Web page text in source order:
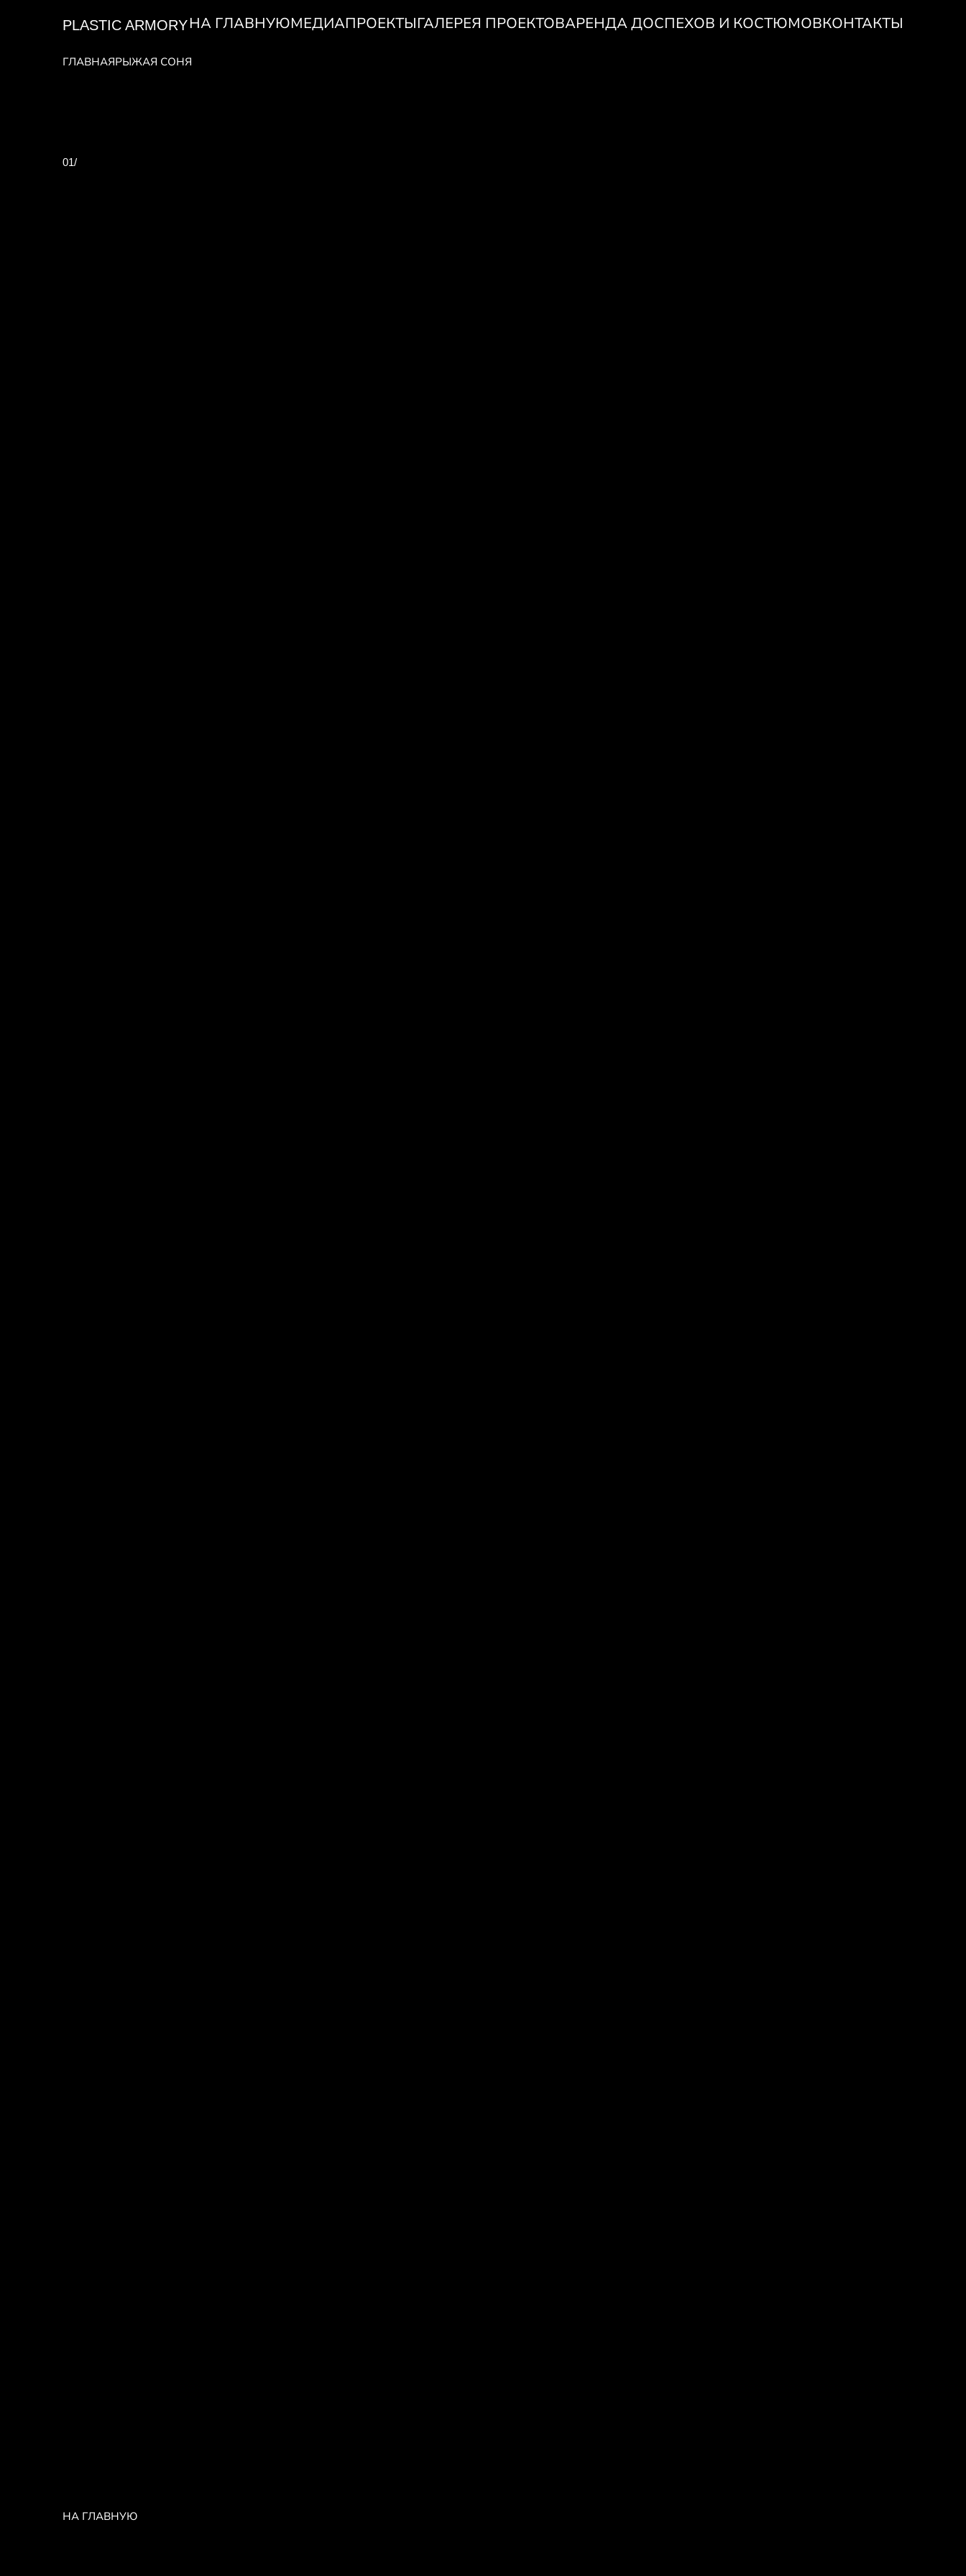
НА ГЛАВНУЮМЕДИАПРОЕКТЫГАЛЕРЕЯ ПРОЕКТОВАРЕНДА ДОСПЕХОВ И КОСТЮМОВКОНТАКТЫ
PLASTIC ARMORY
ГЛАВНАЯРЫЖАЯ СОНЯ
01/
НА ГЛАВНУЮ